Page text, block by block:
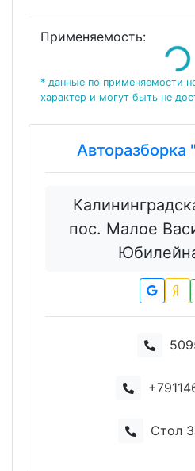
Применяемость:
Loading...
* данные по применяемости
характер и могут быть не
Авторазборка
пос. Малое
Стол